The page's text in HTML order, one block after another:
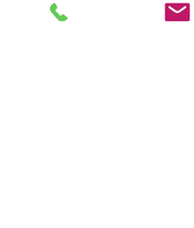
Herzliche Grüße